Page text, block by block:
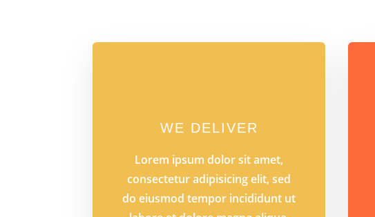
WE DELIVER
Lorem ipsum dolor sit amet,
consectetur adipisicing elit, sed
do eiusmod tempor incididunt ut